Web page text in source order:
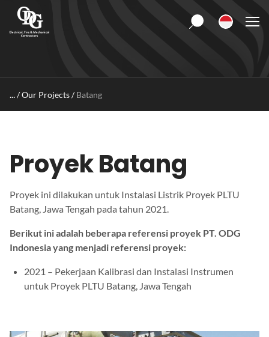
o
/Our Projects/ Batang
Proyek Batang
Proyek ini dilakukan untuk Instalasi Listrik Proyek PLTU
Batang, Jawa Tengah pada tahun 2021.
Berikut ini adalah beberapa referensi proyek PT. ODG
Indonesia yang menjadi referensi proyek:
2021 – Pekerjaan Kalibrasi dan Instalasi Instrumen
untuk Proyek PLTU Batang, Jawa Tengah